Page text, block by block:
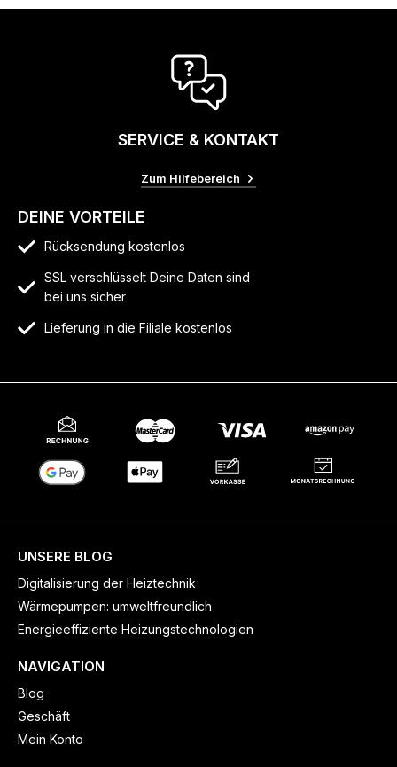
SERVICE & KONTAKT
Zum Hilfebereich
DEINE VORTEILE
Rücksendung kostenlos
SSL verschlüsselt Deine Daten sind
bei uns sicher
Lieferung in die Filiale kostenlos
UNSERE BLOG
Digitalisierung der Heiztechnik
Wärmepumpen: umweltfreundlich
Energieeffiziente Heizungstechnologien
NAVIGATION
Blog
Geschäft
Mein Konto